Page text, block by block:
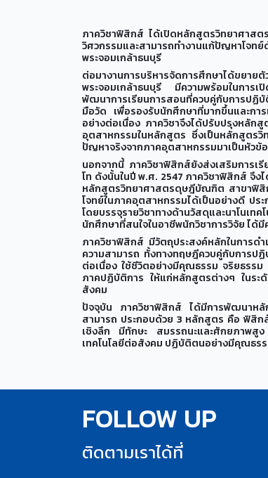
ภาควิชาฟิสิกส์ ได้เปิดหลักสูตรวิทยาศาส
วิศวกรรมและสามารถทำงานแก้ปัญหาโจ
พระจอมเกล้าธนบุรี
ต่อมางานการบริหารจัดการศึกษาได้ขยา
พระจอมเกล้าธนบุรี มีความพร้อมในการ
พัฒนาการเรียนการสอนที่ควบคู่กับการปฏิ
มือวัด เพื่อรองรับนักศึกษาที่มากขึ้นและก
อย่างต่อเนื่อง ภาควิชาจึงได้ปรับปรุงหลัก
อุตสาหกรรมในหลักสูตร ซึ่งเป็นหลักสูตรวิ
ปัญหาจริงจากภาคอุตสาหกรรมมาเป็นหัวข้
นอกจากนี้ ภาควิชาฟิสิกส์ยังส่งเสริมการเ
โท ดังนั้นในปี พ.ศ. 2547 ภาควิชาฟิสิกส์ จึ
หลักสูตรวิทยาศาสตรดุษฎีบัณฑิต สาขาฟิสิ
โจทย์ในภาคอุตสาหกรรมได้เป็นอย่างดี ป
โดยบรรจุรายวิชาทางด้านวัสดุและนาโน
นักศึกษาที่สนใจในอาชีพนักวิชาการวิจัย ได้
ภาควิชาฟิสิกส์ มีวัตถุประสงค์หลักในการด
ความสามารถ ทั้งทางทฤษฎีควบคู่กับการป
ต่อเนื่อง ใช้ชีวิตอย่างมีคุณธรรม จริยธรรม
ภาคปฏิบัติการ ให้แก่หลักสูตรต่างๆ ในระ
สังคม
ปัจจุบัน ภาควิชาฟิสิกส์ ได้มีการพัฒนาหลั
สามารถ ประกอบด้วย 3 หลักสูตร คือ ฟิสิก
เชิงลึก มีทักษะ สมรรถนะและศักยภาพสูง
เทคโนโลยีต่อสังคม ปฏิบัติตนอย่างมีคุณธร
FOLLOW UP
ติดตามเราได้ที่